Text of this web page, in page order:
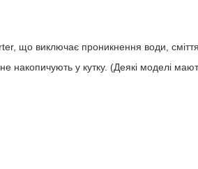
що виключає проникнення води,
накопичують у кутку. (Деякі моделі